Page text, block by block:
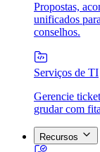
Propostas,
unificados
conselhos.
Serviços de TI
Gerencie
grudar com
Recursos